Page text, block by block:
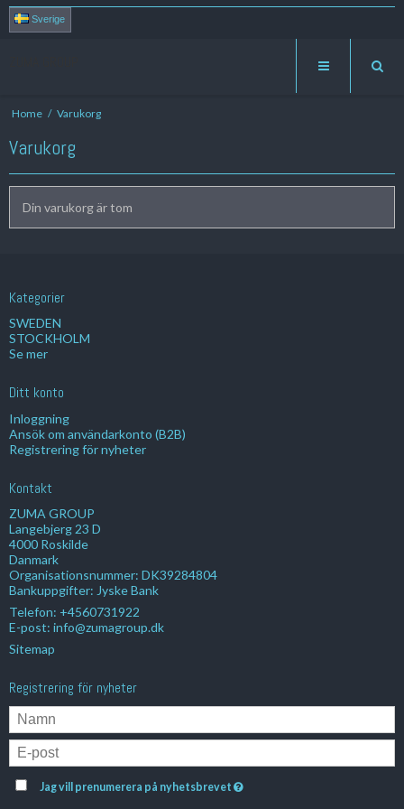
Sverige
Home / Varukorg
Varukorg
Din varukorg är tom
Kategorier
SWEDEN
STOCKHOLM
Se mer
Ditt konto
Inloggning
Ansök om användarkonto (B2B)
Registrering för nyheter
Kontakt
ZUMA GROUP
Langebjerg 23 D
4000 Roskilde
Danmark
Organisationsnummer: DK39284804
Bankuppgifter: Jyske Bank
Telefon: +4560731922
E-post: info@zumagroup.dk
Sitemap
Registrering för nyheter
Jag vill prenumerera på nyhetsbrevet